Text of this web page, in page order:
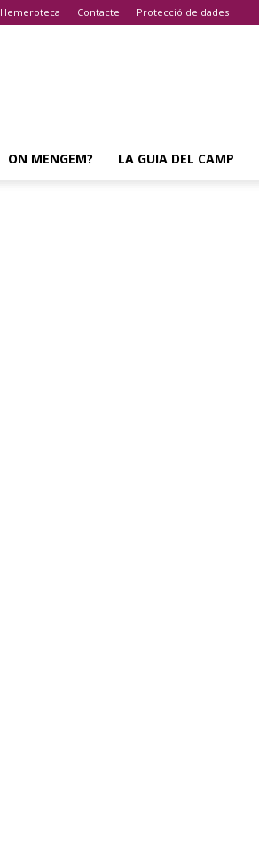
Hemeroteca Contacte Protecció de dades
ON MENGEM? LA GUIA DEL CAMP